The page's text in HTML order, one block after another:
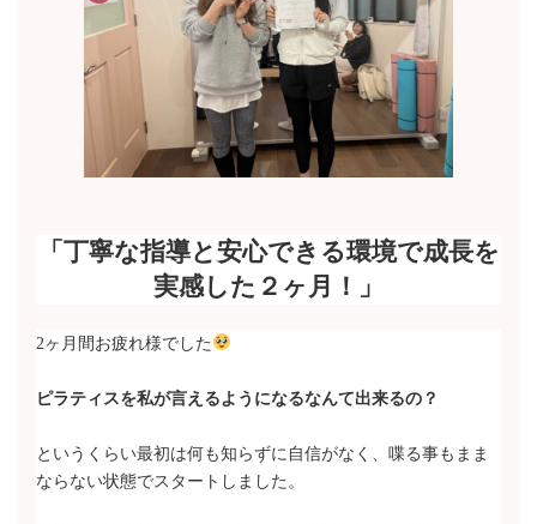
「丁寧な指導と安心できる環境で成長を
実感した２ヶ月！」
2ヶ月間お疲れ様でした
ピラティスを私が言えるようになるなんて出来るの？
というくらい最初は何も知らずに自信がなく、喋る事もまま
ならない状態でスタートしました。